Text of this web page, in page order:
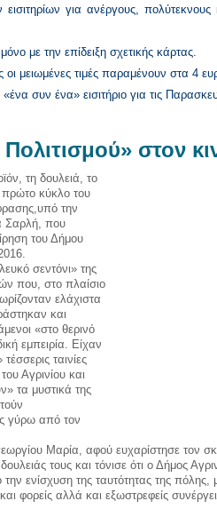
εισιτηρίων για ανέργους,
με την επίδειξη σχετικής κάρτας.
οι μειωμένες τιμές παραμένουν στα 4
συν ένα» εισιτήριο για τις
Πολιτισμού» στον
τη δουλειά, το
πρώτο κύκλο του
την
Σαρλή, που
του Δήμου
σεντόνι» της
που, στο πλαίσιο
ελάχιστα
και
«στο θερινό
εμπειρία. Είχαν
ταινίες
Αγρινίου και
τα μυστικά της
γύρω από τον
Μαρία, αφού ευχαρίστησε τον
τους και τόνισε ότι ο Δήμος
ενίσχυση της ταυτότητας της
φορείς αλλά και εξωστρεφείς